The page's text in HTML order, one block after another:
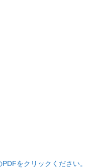
をクリックください。